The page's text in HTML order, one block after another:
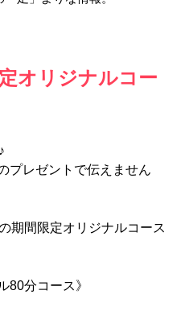
オリジナルコー
プレゼントで伝えません
期間限定オリジナルコース
80分コース》